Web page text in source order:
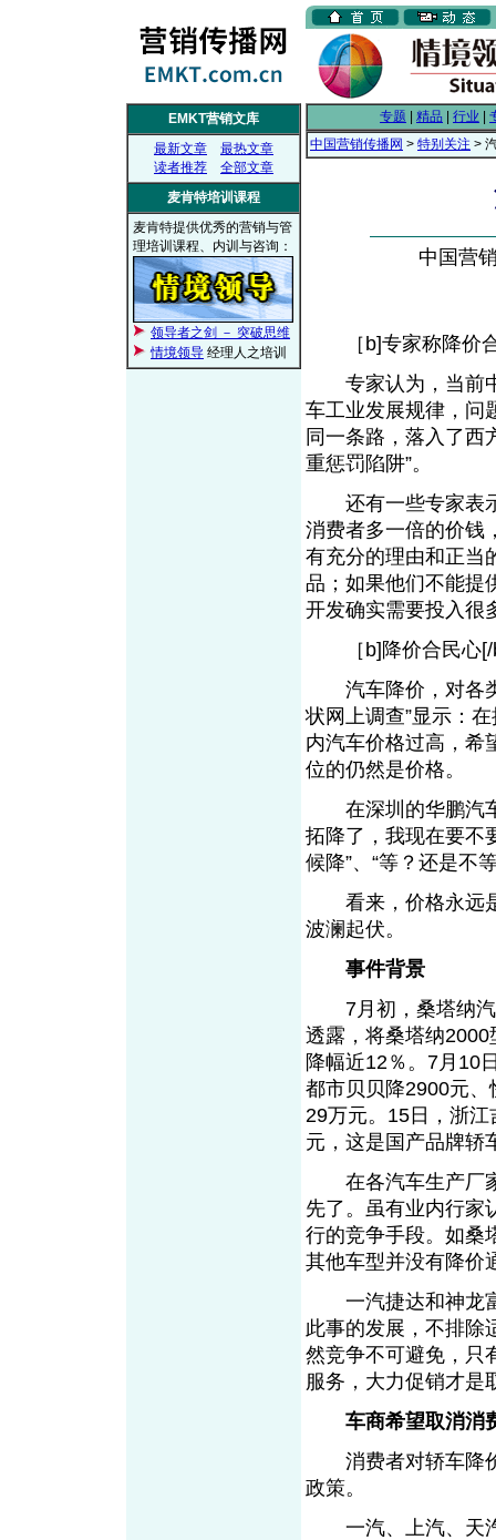
EMKT营销文库
最新文章
最热文章
读者推荐
全部文章
麦肯特培训课程
麦肯特提供优秀的营销与管
理培训课程、内训与咨询：
领导者之剑 － 突破思维
情境领导 经理人之培训
专题 精品 行业
中国营销传播网 > 特别关注 >
中国营
［b]专家称降价
专家认为，当前中
车工业发展规律，问
同一条路，落入了西
重惩罚陷阱”。
还有一些专家表示
消费者多一倍的价钱
有充分的理由和正当
品；如果他们不能提
开发确实需要投入
［b]降价合民
汽车降价，对各类
状网上调查”显示：
内汽车价格过高，希
位的仍然是价格。
在深圳的华鹏汽车
拓降了，我现在要不
候降”、“等？还是
看来，价格永远是
波澜起伏。
事件背景
7月初，桑塔纳汽
透露，将桑塔纳2000
降幅近12％。7月10
都市贝贝降2900元
29万元。15日，浙
元，这是国产品牌
在各汽车生产厂家
先了。虽有业内行家
行的竞争手段。如桑
其他车型并没有降
一汽捷达和神龙富
此事的发展，不排除
然竞争不可避免，只
服务，大力促销才
车商希望取消消
消费者对轿车降价
政策。
一汽、上汽、天汽